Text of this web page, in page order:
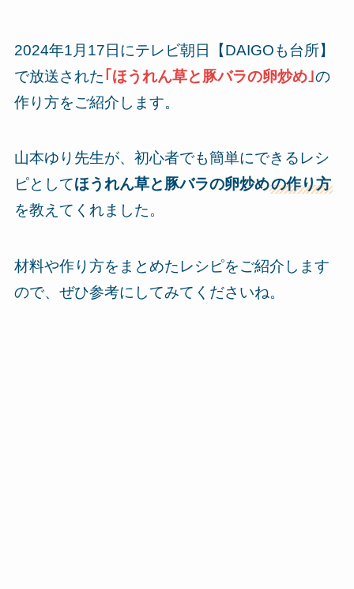
2024年1月17日にテレビ朝日【DAIGOも台所】
で放送された｢ほうれん草と豚バラの卵炒め｣の
作り方をご紹介します。
山本ゆり先生が、初心者でも簡単にできるレシ
ピとしてほうれん草と豚バラの卵炒めの作り方
を教えてくれました。
材料や作り方をまとめたレシピをご紹介します
ので、ぜひ参考にしてみてくださいね。